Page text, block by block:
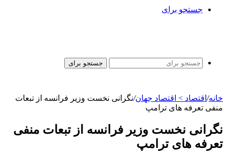
جستجو برای
جستجو برای
خانه/ اقتصاد > اقتصاد جهان/نگرانی نخست وزیر فرانسه از تبعات
منفی تعرفه های ترامپ
نگرانی نخست وزیر فرانسه از تبعات منفی
تعرفه های ترامپ